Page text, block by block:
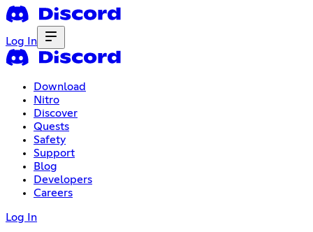
Log In
Download
Nitro
Discover
Quests
Safety
Support
Blog
Developers
Careers
Log In